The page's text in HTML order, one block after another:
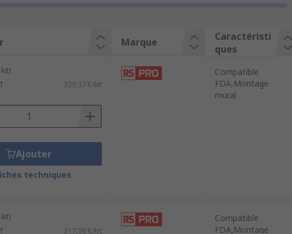
balais, on trouve plusieurs types
Marque
Caractéristi
ques
339,37 €/kit
Ajouter
techniques
Compatible
FDA,Montage
mural
317,06 €/kit
Compatible
FDA,Montage